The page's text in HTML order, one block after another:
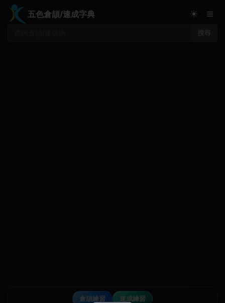
五色倉頡/速成字典
搜尋
☀ ≡
倉頡練習
速成練習